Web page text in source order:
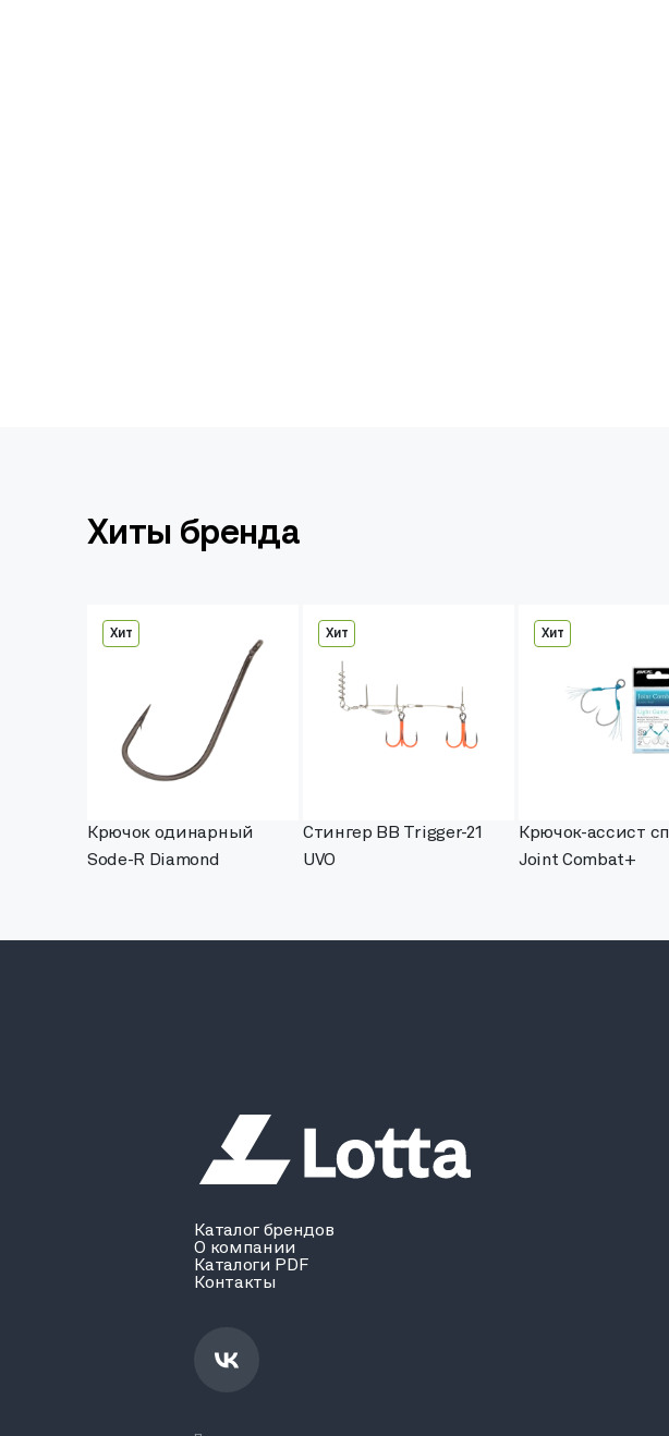
Хиты бренда
Хит
Крючок одинарный
Sode-R Diamond
Хит
Стингер BB Trigger-21
UVO
Хит
Крючок-ассист
Joint Combat+
Каталог брендов
О компании
Каталоги PDF
Контакты